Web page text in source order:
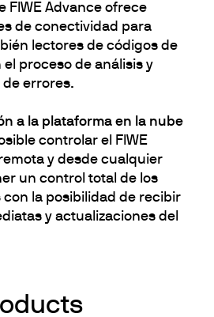
FIWE Advance ofrece
de conectividad para
lectores de códigos de
proceso de análisis y
de errores.
a la plataforma en la nube
controlar el FIWE
y desde cualquier
un control total de los
la posibilidad de recibir
y actualizaciones del